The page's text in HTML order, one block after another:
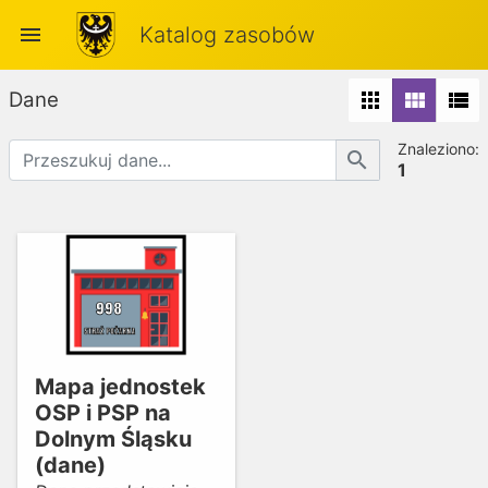
menu Katalog zasobów
Dane apps view_module view_list
search Znaleziono:
1
Mapa jednostek
OSP i PSP na
Dolnym Śląsku
(dane)